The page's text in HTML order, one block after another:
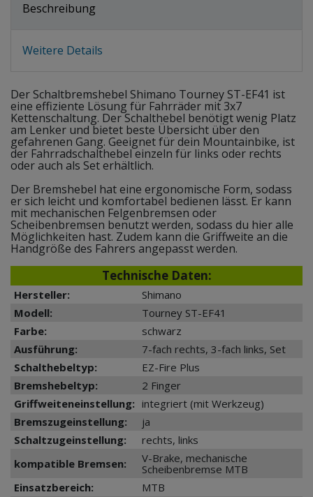
Beschreibung
Weitere Details
Der Schaltbremshebel Shimano Tourney ST-EF41 ist
eine effiziente Lösung für Fahrräder mit 3x7
Kettenschaltung. Der Schalthebel benötigt wenig Platz
am Lenker und bietet beste Übersicht über den
gefahrenen Gang. Geeignet für dein Mountainbike, ist
der Fahrradschalthebel einzeln für links oder rechts
oder auch als Set erhältlich.
Der Bremshebel hat eine ergonomische Form, sodass
er sich leicht und komfortabel bedienen lässt. Er kann
mit mechanischen Felgenbremsen oder
Scheibenbremsen benutzt werden, sodass du hier alle
Möglichkeiten hast. Zudem kann die Griffweite an die
Handgröße des Fahrers angepasst werden.
Technische Daten:
Hersteller:
Shimano
Modell:
Tourney ST-EF41
Farbe:
schwarz
Ausführung:
7-fach rechts, 3-fach links, Set
Schalthebeltyp:
EZ-Fire Plus
Bremshebeltyp:
2 Finger
Griffweiteneinstellung: integriert (mit Werkzeug)
Bremszugeinstellung:
ja
Schaltzugeinstellung:
rechts, links
kompatible Bremsen:
V-Brake, mechanische
Scheibenbremse MTB
Einsatzbereich:
MTB